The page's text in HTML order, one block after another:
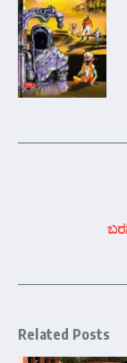
Related Posts